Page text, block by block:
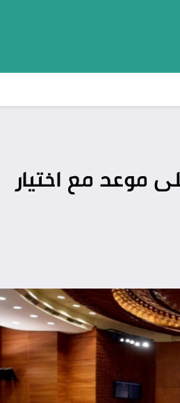
موعد مع اختيار